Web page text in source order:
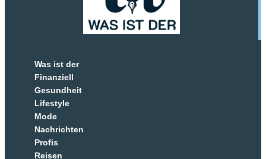
Was ist der
Finanziell
Gesundheit
Lifestyle
Mode
Nachrichten
Profis
Reisen